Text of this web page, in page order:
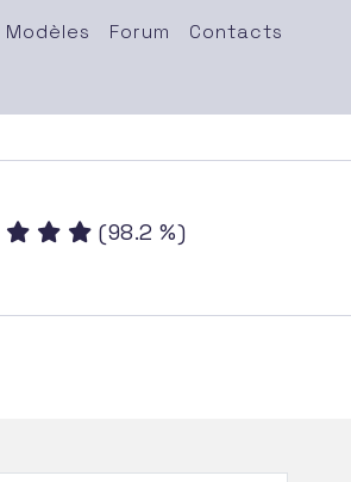
Modèles Forum
Contacts
(98.2 %)